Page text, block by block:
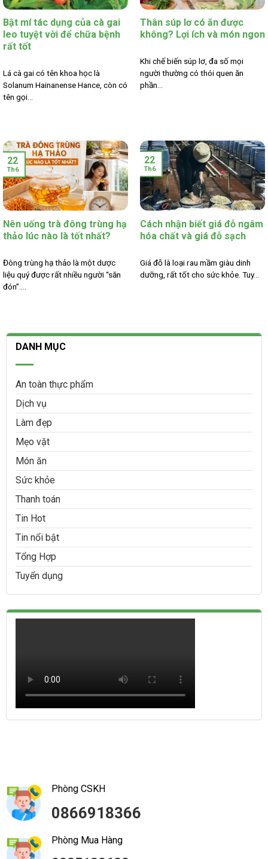
Bật mí tác dụng của cà gai
leo tuyệt vời để chữa bệnh
rất tốt
Lá cà gai có tên khoa học là
Solanum Hainanense Hance, còn có
tên gọi...
Thân súp lơ có ăn được
không? Lợi ích và món ngon
Khi chế biến súp lơ, đa số mọi
người thường có thói quen ăn
phần...
Nên uống trà đông trùng hạ
thảo lúc nào là tốt nhất?
Đông trùng hạ thảo là một dược
liệu quý được rất nhiều người “săn
đón”....
22
Th6
Cách nhận biết giá đỗ ngâm
hóa chất và giá đỗ sạch
Giá đỗ là loại rau mầm giàu dinh
dưỡng, rất tốt cho sức khỏe. Tuy...
22
Th6
DANH MỤC
An toàn thực phẩm
Dịch vụ
Làm đẹp
Mẹo vặt
Món ăn
Sức khỏe
Thanh toán
Tin Hot
Tin nổi bật
Tổng Hợp
Tuyển dụng
Phòng CSKH
0866918366
Phòng Mua Hàng